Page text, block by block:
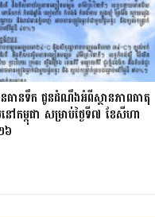
ធានទឹក ជូនដំណឹងអំពីស្ថានភាពធាតុ
ៅកម្ពុជា សម្រាប់ថ្ងៃទី៧ ខែសីហា
៦